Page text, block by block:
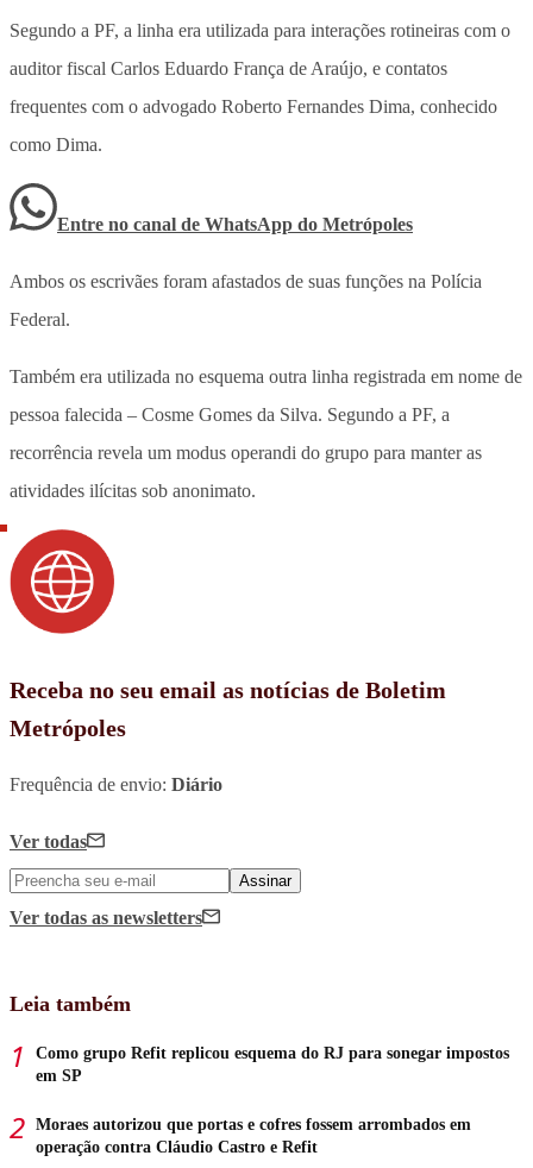
Segundo a PF, a linha era utilizada para interações rotineiras com o
auditor fiscal Carlos Eduardo França de Araújo, e contatos
frequentes com o advogado Roberto Fernandes Dima, conhecido
como Dima.
Entre no canal de WhatsApp do Metrópoles
Ambos os escrivães foram afastados de suas funções na Polícia
Federal.
Também era utilizada no esquema outra linha registrada em nome de
pessoa falecida – Cosme Gomes da Silva. Segundo a PF, a
recorrência revela um modus operandi do grupo para manter as
atividades ilícitas sob anonimato.
Receba no seu email as notícias de Boletim
Metrópoles
Frequência de envio: Diário
Ver todas
Assinar
Ver todas as newsletters
Leia também
Como grupo Refit replicou esquema do RJ para sonegar impostos
em SP
Moraes autorizou que portas e cofres fossem arrombados em
operação contra Cláudio Castro e Refit